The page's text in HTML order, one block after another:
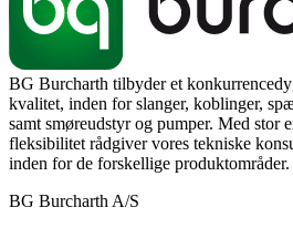
BG Burcharth tilbyder et
kvalitet, inden for slanger, koblinger,
samt smøreudstyr og pumper. Med stor
fleksibilitet rådgiver vores tekniske
inden for de forskellige produktområder.
BG Burcharth A/S